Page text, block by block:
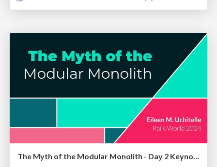
The Myth of the Modular Monolith - Day 2 Keynote - Rails World 2024